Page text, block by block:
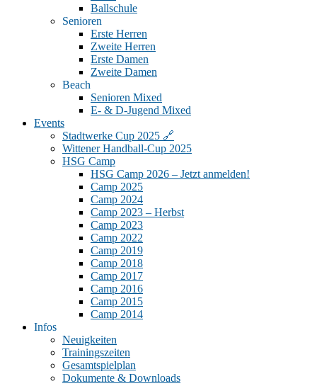
Ballschule
Senioren
Erste Herren
Zweite Herren
Erste Damen
Zweite Damen
Beach
Senioren Mixed
E- & D-Jugend Mixed
Events
Stadtwerke Cup 2025 🔗
Wittener Handball-Cup 2025
HSG Camp
HSG Camp 2026 – Jetzt anmelden!
Camp 2025
Camp 2024
Camp 2023 – Herbst
Camp 2023
Camp 2022
Camp 2019
Camp 2018
Camp 2017
Camp 2016
Camp 2015
Camp 2014
Infos
Neuigkeiten
Trainingszeiten
Gesamtspielplan
Dokumente & Downloads